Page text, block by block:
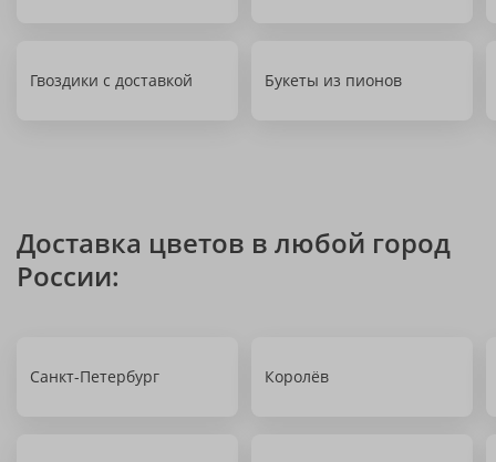
Гвоздики с доставкой Букеты из пионов
Доставка цветов в любой город
России:
Санкт-Петербург Королёв